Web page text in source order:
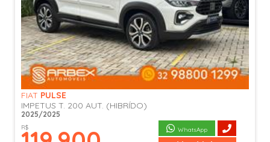
FIAT PULSE
IMPETUS T. 200 AUT. (HIBRÍDO)
2025/2025
R$ WhatsApp